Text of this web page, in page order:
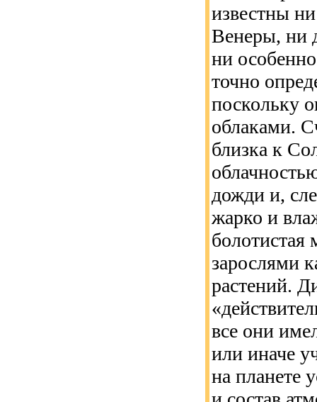
известны
Венеры, ни
ни
точно
поскольку
облаками.
близка к
дожди и,
жарко и
болотистая
зарослями
растений.
все они
или иначе
на планете